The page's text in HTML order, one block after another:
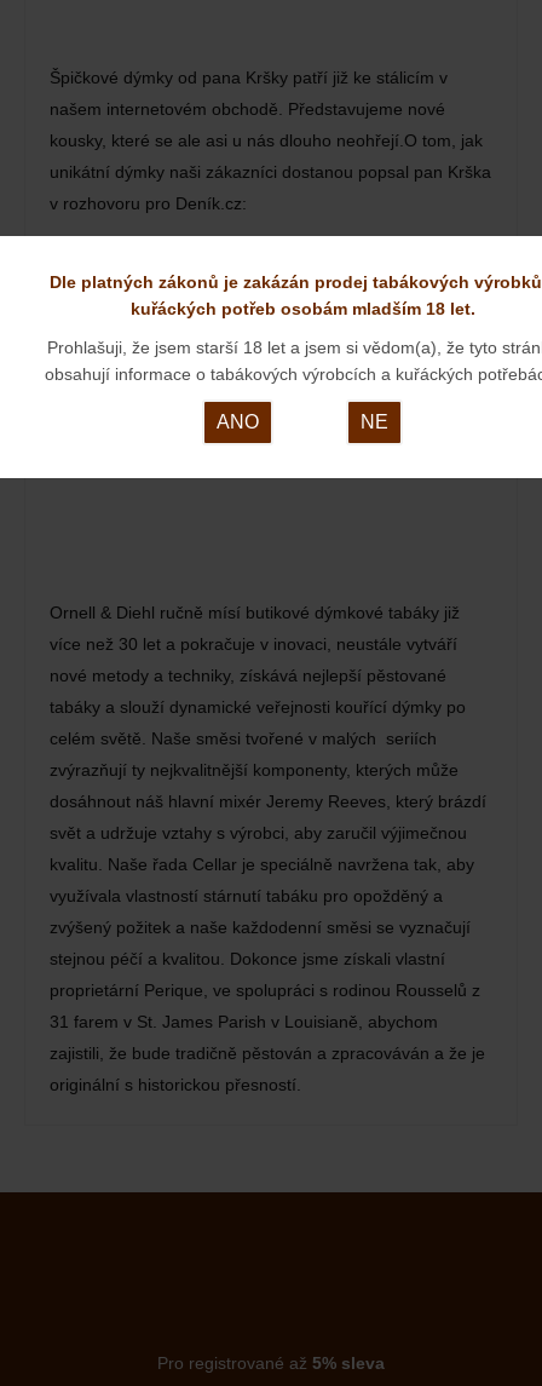
Špičkové dýmky od pana Kršky patří již ke stálicím v
našem internetovém obchodě. Představujeme nové
kousky, které se ale asi u nás dlouho neohřejí.O tom, jak
unikátní dýmky naši zákazníci dostanou popsal pan Krška
v rozhovoru pro Deník.cz:
23. 03. 2024
Ornell & Diehl ručně mísí butikové dýmkové tabáky již
více než 30 let a pokračuje v inovaci, neustále vytváří
nové metody a techniky, získává nejlepší pěstované
tabáky a slouží dynamické veřejnosti kouřící dýmky po
celém světě. Naše směsi tvořené v malých seriích
zvýrazňují ty nejkvalitnější komponenty, kterých může
dosáhnout náš hlavní mixér Jeremy Reeves, který brázdí
svět a udržuje vztahy s výrobci, aby zaručil výjimečnou
kvalitu. Naše řada Cellar je speciálně navržena tak, aby
využívala vlastností stárnutí tabáku pro opožděný a
zvýšený požitek a naše každodenní směsi se vyznačují
stejnou péčí a kvalitou. Dokonce jsme získali vlastní
proprietární Perique, ve spolupráci s rodinou Rousselů z
31 farem v St. James Parish v Louisianě, abychom
zajistili, že bude tradičně pěstován a zpracováván a že je
originální s historickou přesností.
Pro registrované až 5% sleva
Dle platných zákonů je zakázán prodej tabákových
kuřáckých potřeb osobám mladším 18 let.
Prohlašuji, že jsem starší 18 let a jsem si vědom(a), že tyto
obsahují informace o tabákových výrobcích a kuřáckých
ANO NE